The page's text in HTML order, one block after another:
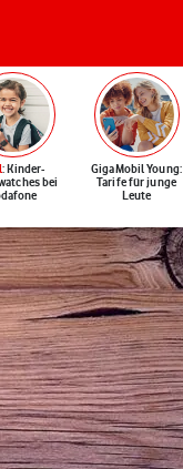
: Kinder-
bei
GigaMobil Young:
Tarife für junge
Leute